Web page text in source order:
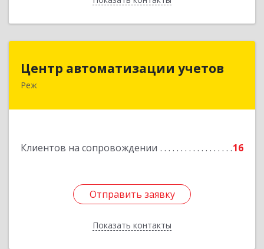
Центр автоматизации учетов
Реж
Клиентов на сопровождении 16
Отправить заявку
Показать контакты
623750, Свердловская обл, Режевской р-н, Реж
Отправить заявку
Назад